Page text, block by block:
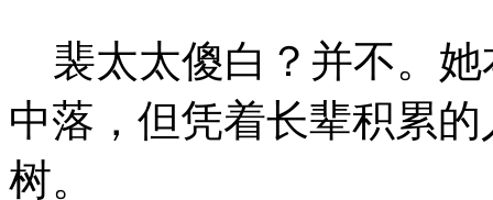
裴太太傻白？并不。她
中落，但凭着长辈积累
树。